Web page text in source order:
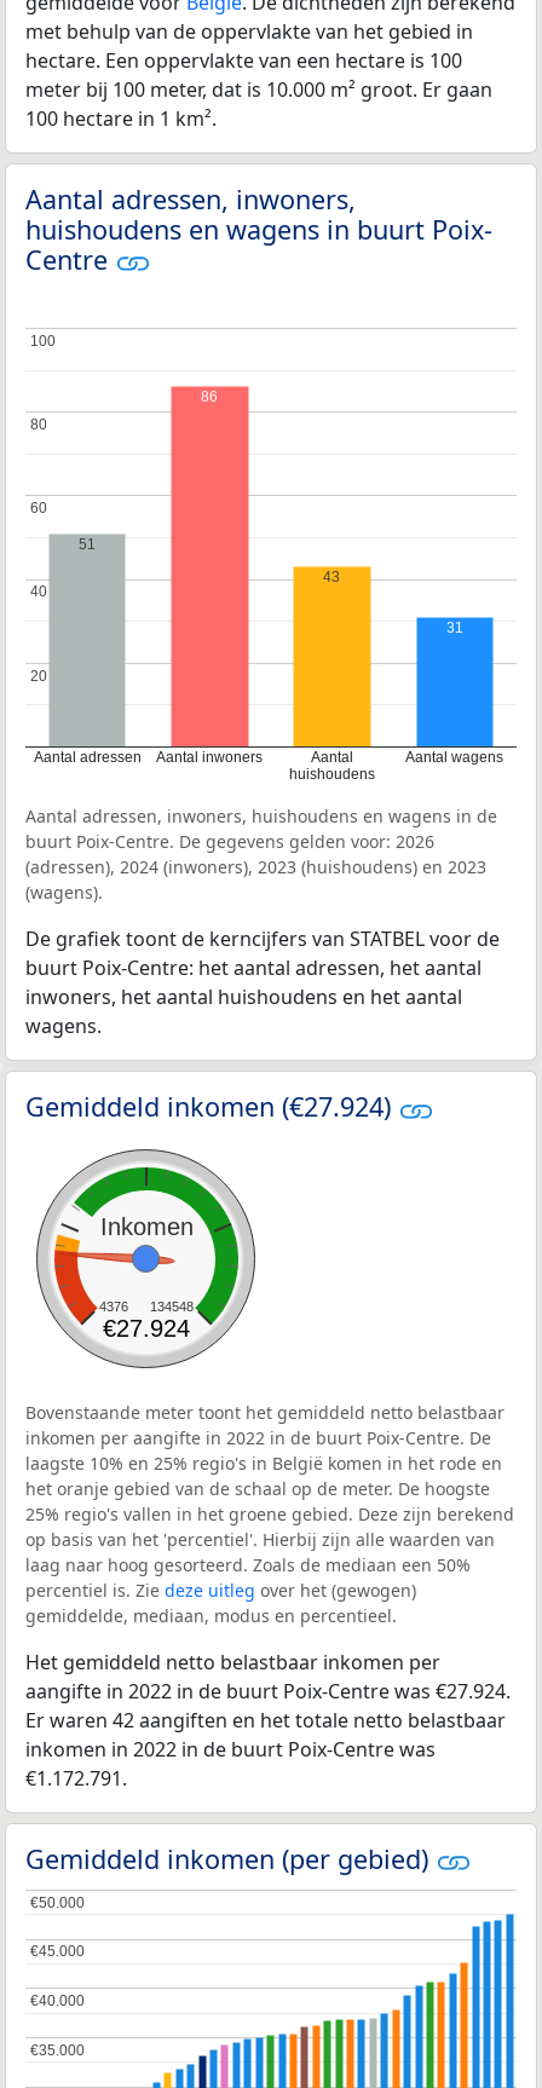
met behulp van de oppervlakte van het gebied in
hectare. Een oppervlakte van een hectare is 100
meter bij 100 meter, dat is 10.000 m² groot. Er gaan
100 hectare in 1 km².
Aantal adressen, inwoners,
huishoudens en wagens in buurt Poix-
Centre
Aantal adressen Aantal inwoners
Aantal
huishoudens
Aantal wagens
20
20
40
40
60
60
80
80
100
100
51
86
43
31
Aantal adressen, inwoners, huishoudens en wagens in de
buurt Poix-Centre. De gegevens gelden voor: 2026
(adressen), 2024 (inwoners), 2023 (huishoudens) en 2023
(wagens).
De grafiek toont de kerncijfers van STATBEL voor de
buurt Poix-Centre: het aantal adressen, het aantal
inwoners, het aantal huishoudens en het aantal
wagens.
Gemiddeld inkomen (€27.924)
Inkomen
4376 134548
€27.924
Bovenstaande meter toont het gemiddeld netto belastbaar
inkomen per aangifte in 2022 in de buurt Poix-Centre. De
laagste 10% en 25% regio's in België komen in het rode en
het oranje gebied van de schaal op de meter. De hoogste
25% regio's vallen in het groene gebied. Deze zijn berekend
op basis van het 'percentiel'. Hierbij zijn alle waarden van
laag naar hoog gesorteerd. Zoals de mediaan een 50%
percentiel is. Zie deze uitleg over het (gewogen)
gemiddelde, mediaan, modus en percentieel.
Het gemiddeld netto belastbaar inkomen per
aangifte in 2022 in de buurt Poix-Centre was €27.924.
Er waren 42 aangiften en het totale netto belastbaar
inkomen in 2022 in de buurt Poix-Centre was
€1.172.791.
Gemiddeld inkomen (per gebied)
€35.000
€35.000
€40.000
€40.000
€45.000
€45.000
€50.000
€50.000